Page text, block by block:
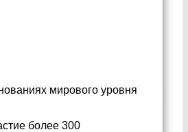
мирового уровня
более 300